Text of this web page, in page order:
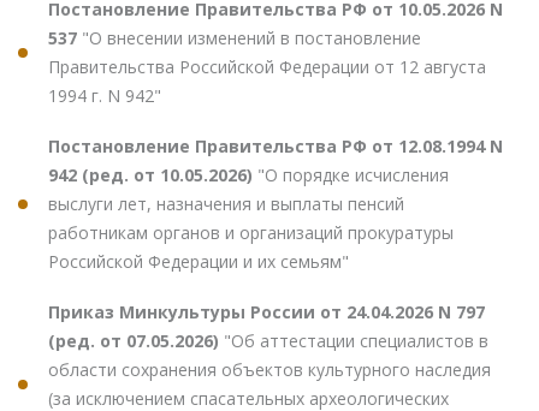
Постановление Правительства РФ от 10.05.2026 N
537 "О внесении изменений в постановление
Правительства Российской Федерации от 12 августа
1994 г. N 942"
Постановление Правительства РФ от 12.08.1994 N
942 (ред. от 10.05.2026) "О порядке исчисления
выслуги лет, назначения и выплаты пенсий
работникам органов и организаций прокуратуры
Российской Федерации и их семьям"
Приказ Минкультуры России от 24.04.2026 N 797
(ред. от 07.05.2026) "Об аттестации специалистов в
области сохранения объектов культурного наследия
(за исключением спасательных археологических